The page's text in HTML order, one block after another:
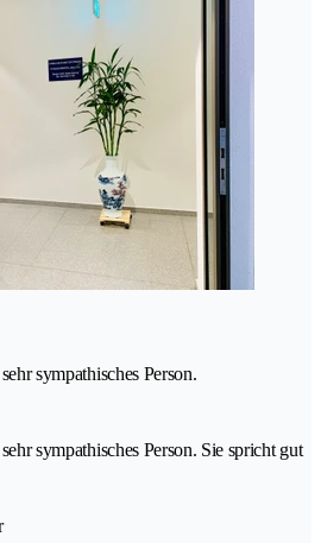
sympathisches Person.
sympathisches Person. Sie spricht gut